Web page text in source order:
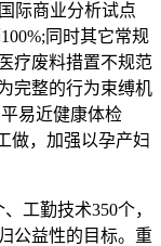
际商业分析试点
同时其它常规
疗废料措置不规范
完整的行为束缚机
易近健康体检
做，加强以孕产妇
工勤技术350个，
公益性的目标。重